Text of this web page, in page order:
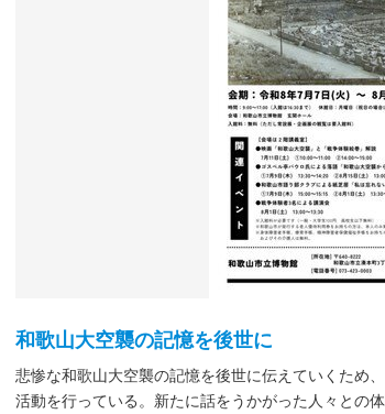
和歌山大空襲の記憶を後世に
悲惨な和歌山大空襲の記憶を後世に伝えていくため
活動を行っている。新たに話をうかがった人々との